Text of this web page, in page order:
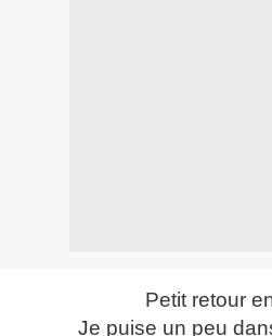
Petit retour
Je puise un peu